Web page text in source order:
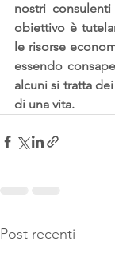
nostri
obiettivo è
le risorse
essendo
alcuni si tratta
di una vita.
Post recenti